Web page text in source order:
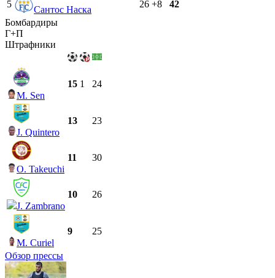
5
Сантос Наска
26 +8
42
Бомбардиры
Г+П
Штрафники
M. Sen
15 1 24
J. Quintero
13 23
O. Takeuchi
11 30
J. Zambrano
10 26
M. Curiel
9 25
Обзор прессы